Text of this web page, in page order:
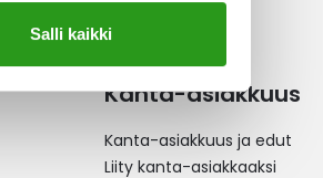
Salli kaikki
Kanta-asiakkuus
Kanta-asiakkuus ja edut
Liity kanta-asiakkaaksi